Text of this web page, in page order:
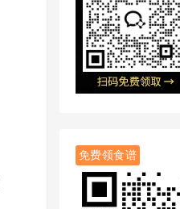
免费领食谱